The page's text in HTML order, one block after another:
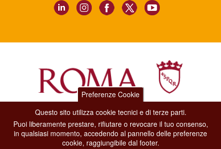
Dipartimento Grandi Eventi, Sport, Turismo e Moda.
Via di San Basilio, 51
00187 Roma
Preferenze Cookie
Questo sito utilizza cookie tecnici e di terze parti.
Puoi liberamente prestare, rifiutare o revocare il tuo consenso,
in qualsiasi momento, accedendo al pannello delle preferenze
cookie, raggiungibile dal footer.